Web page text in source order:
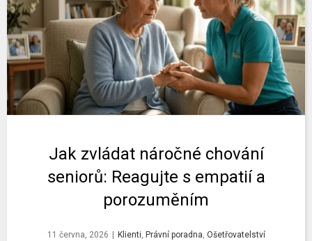
Jak zvládat náročné chování
seniorů: Reagujte s empatií a
porozuměním
11 června, 2026 Klienti, Právní poradna, Ošetřovatelství